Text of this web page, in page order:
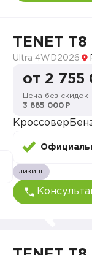
TENET T8
Ultra 4WD2026
от 2 755
Цена без скидок
3 885 000 ₽
Кроссовер
лизинг